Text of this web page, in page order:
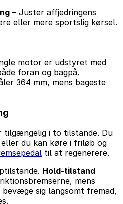
– Juster affjedringens
eller mere sportslig kørsel.
motor er udstyret med
foran og bagpå.
364 mm, mens bageste
tilgængelig i to tilstande. Du
eller du kan køre i friløb og
til at regenerere.
Hold-tilstand
mens
bevæge sig langsomt fremad,